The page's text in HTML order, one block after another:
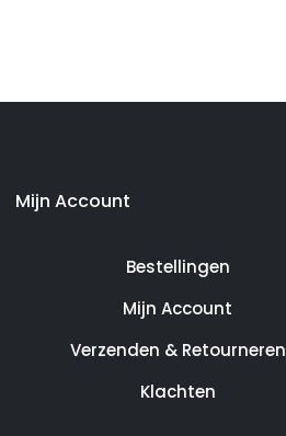
Mijn Account
Bestellingen
Mijn Account
Verzenden & Retourneren
Klachten